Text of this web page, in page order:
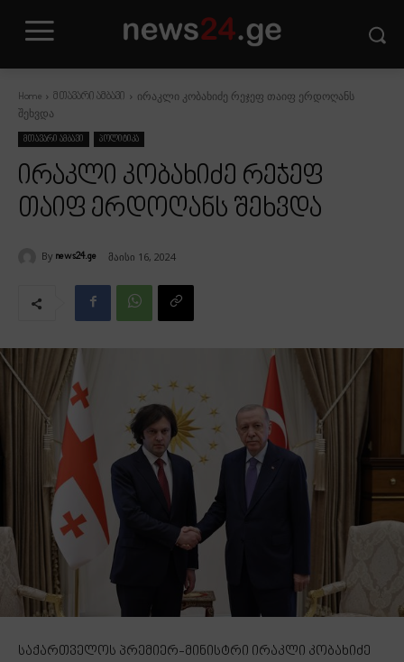
Home მთავარი ამბავი
ირაკლი კობახიძე რეჯეფ თაიფ ერდოღანს
შეხვდა
მთავარი ამბავი პოლიტიკა
ირაკლი კობახიძე რეჯეფ
თაიფ ერდოღანს შეხვდა
By news24.ge მაისი 16, 2024
საქართველოს პრემიერ-მინისტრი ირაკლი კობახიძე